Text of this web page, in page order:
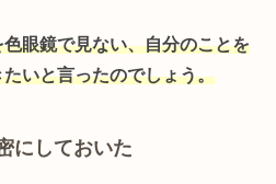
眼鏡で見ない、自分のことを
いと言ったのでしょう。
にしておいた